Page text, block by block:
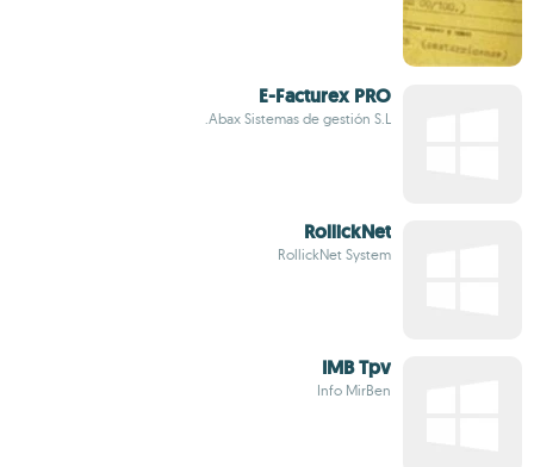
E-Facturex PRO
Abax Sistemas de gestión S.L.
RollickNet
RollickNet System
IMB Tpv
Info MirBen